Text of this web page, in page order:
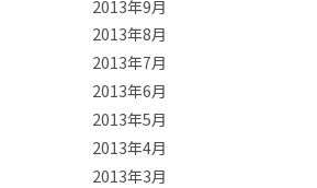
2013年9月
2013年8月
2013年7月
2013年6月
2013年5月
2013年4月
2013年3月